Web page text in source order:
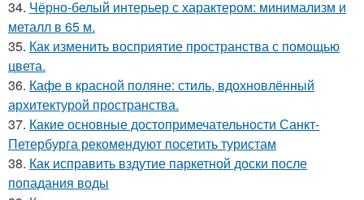
34. Чёрно-белый интерьер с характером: минимализм и
металл в 65 м.
35. Как изменить восприятие пространства с помощью
цвета.
36. Кафе в красной поляне: стиль, вдохновлённый
архитектурой пространства.
37. Какие основные достопримечательности Санкт-
Петербурга рекомендуют посетить туристам
38. Как исправить вздутие паркетной доски после
попадания воды